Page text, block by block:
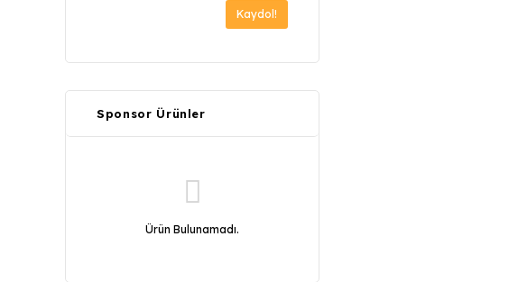
Kaydol!
Sponsor Ürünler
Ürün Bulunamadı.